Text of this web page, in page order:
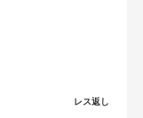
レス返し